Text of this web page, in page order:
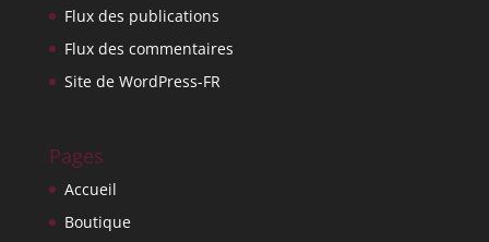
Flux des publications
Flux des commentaires
Site de WordPress-FR
Pages
Accueil
Boutique